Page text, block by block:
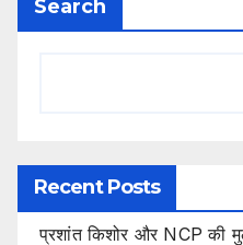
Search
Recent Posts
प्रशांत किशोर और NCP की